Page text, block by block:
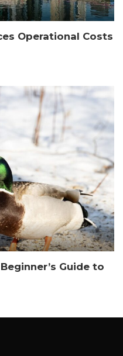
Operational Costs
Guide to